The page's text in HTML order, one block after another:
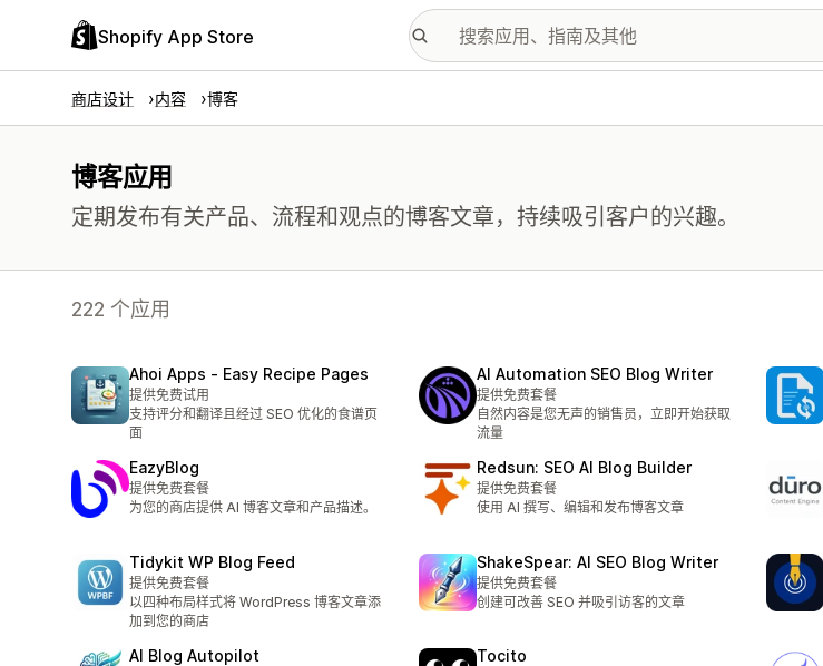
Shopify App Store
商店设计 内容 博客
博客应用
定期发布有关产品、流程和观点的博客文章，持续吸引客户的兴趣。
222 个应用
Ahoi Apps ‑ Easy Recipe Pages
提供免费试用
支持评分和翻译且经过 SEO 优化的食谱页
面
AI Automation SEO Blog Writer
提供免费套餐
自然内容是您无声的销售员，立即开始获取
流量
EazyBlog
提供免费套餐
为您的商店提供 AI 博客文章和产品描述。
Redsun: SEO AI Blog Builder
提供免费套餐
使用 AI 撰写、编辑和发布博客文章
Tidykit WP Blog Feed
提供免费套餐
以四种布局样式将 WordPress 博客文章添
加到您的商店
ShakeSpear: AI SEO Blog Writer
提供免费套餐
创建可改善 SEO 并吸引访客的文章
AI Blog Autopilot Tocito